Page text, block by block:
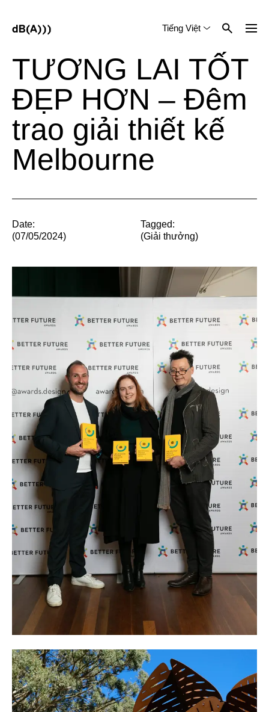
Tiếng Việt
TƯƠNG LAI TỐT
ĐẸP HƠN – Đêm
trao giải thiết kế
Melbourne
Date:
(07/05/2024)
Tagged:
(Giải thưởng)